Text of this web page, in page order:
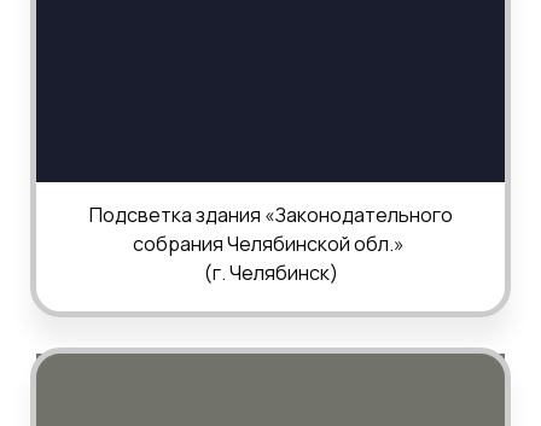
Подсветка здания «Законодательного
собрания Челябинской обл.»
(г. Челябинск)